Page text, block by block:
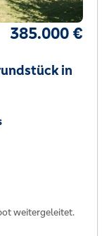
385.000 €
in
weitergeleitet.